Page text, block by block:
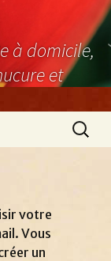
à domicile,
et
votre
Vous
un